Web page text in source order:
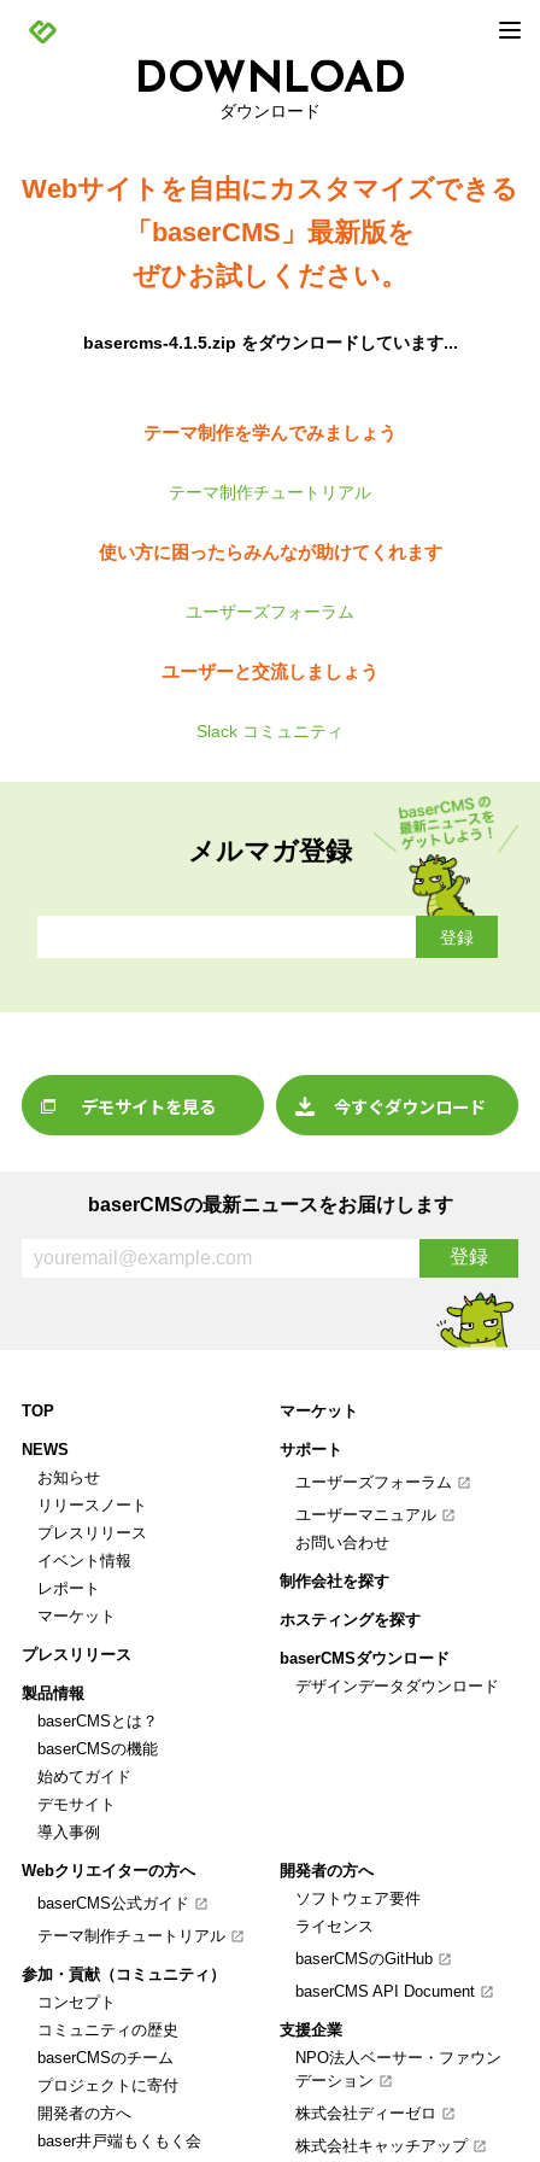
DOWNLOAD
ダウンロード
Webサイトを自由にカスタマイズできる
「baserCMS」最新版を
ぜひお試しください。
basercms-4.1.5.zip をダウンロードしています...
テーマ制作を学んでみましょう
テーマ制作チュートリアル
使い方に困ったらみんなが助けてくれます
ユーザーズフォーラム
ユーザーと交流しましょう
Slack コミュニティ
メルマガ登録
デモサイトを見る 今すぐダウンロード
baserCMSの最新ニュースをお届けします
TOP
NEWS
お知らせ
リリースノート
プレスリリース
イベント情報
レポート
マーケット
プレスリリース
製品情報
baserCMSとは？
baserCMSの機能
始めてガイド
デモサイト
導入事例
マーケット
サポート
ユーザーズフォーラム
ユーザーマニュアル
お問い合わせ
制作会社を探す
ホスティングを探す
baserCMSダウンロード
デザインデータダウンロード
Webクリエイターの方へ
baserCMS公式ガイド
テーマ制作チュートリアル
参加・貢献（コミュニティ）
コンセプト
コミュニティの歴史
baserCMSのチーム
プロジェクトに寄付
開発者の方へ
baser井戸端もくもく会
開発者の方へ
ソフトウェア要件
ライセンス
baserCMSのGitHub
baserCMS API Document
支援企業
NPO法人ベーサー・ファウン
デーション
株式会社ディーゼロ
株式会社キャッチアップ